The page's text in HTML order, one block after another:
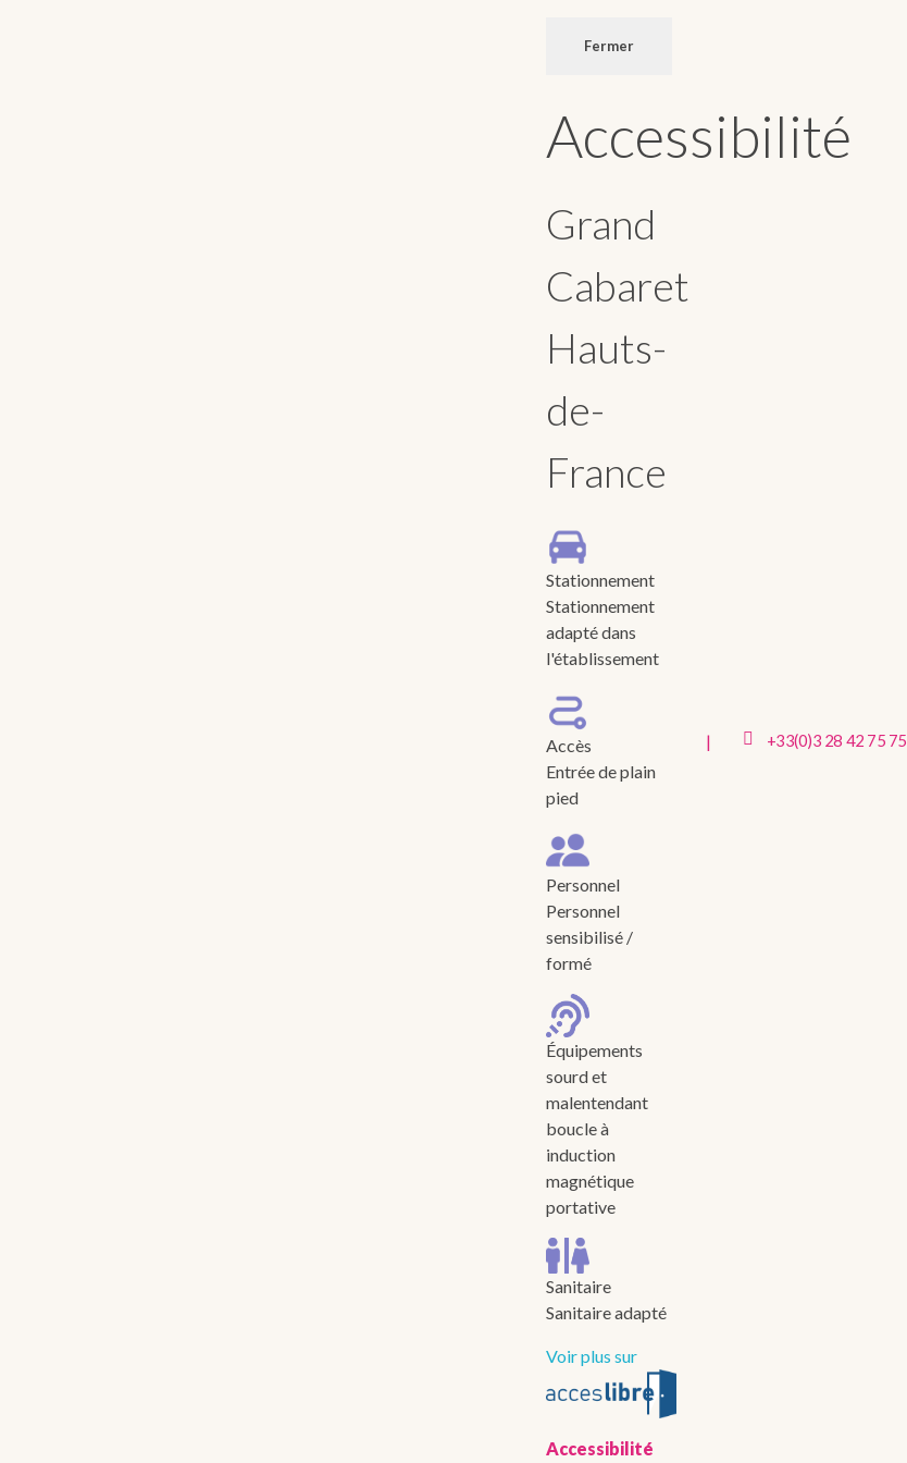
Fermer
Accessibilité
Grand
Cabaret
Hauts-
de-
France
Stationnement
Stationnement
adapté dans
l'établissement
Accès
Entrée de plain
pied
Personnel
Personnel
sensibilisé /
formé
Équipements
sourd et
malentendant
boucle à
induction
magnétique
portative
Sanitaire
Sanitaire adapté
Voir plus sur
Accessibilité
| +33(0)3 28 42 75 75